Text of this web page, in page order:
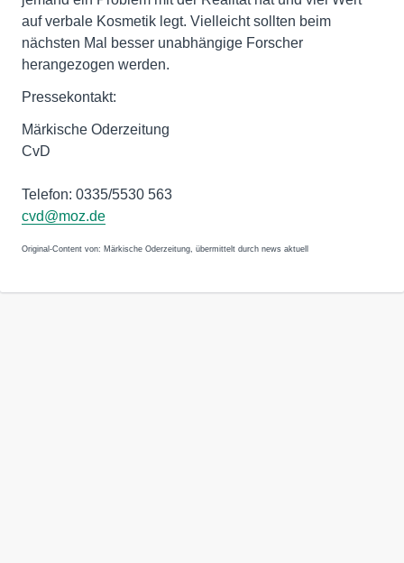
auf verbale Kosmetik legt. Vielleicht sollten beim
nächsten Mal besser unabhängige Forscher
herangezogen werden.
Pressekontakt:
Märkische Oderzeitung
CvD
Telefon: 0335/5530 563
cvd@moz.de
Original-Content von: Märkische Oderzeitung, übermittelt durch news aktuell